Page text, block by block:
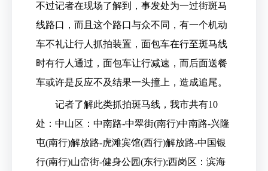
不过记者在现场了解到，事发处为一过街斑马
线路口，而且这个路口与众不同，有一个机动
车不礼让行人抓拍装置，面包车在行至斑马线
时有行人通过，面包车让行减速，而后面送餐
车或许是反应不及结果一头撞上，造成追尾。
记者了解此类抓拍斑马线，我市共有10
处：中山区：中南路-中翠街(南行)中南路-兴隆
屯(南行)解放路-虎滩宾馆(西行)解放路-中国银
行(南行)山峦街-健身公园(东行);西岗区：滨海